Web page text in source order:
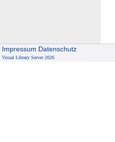
Impressum Datenschutz
Visual Library Server 2026